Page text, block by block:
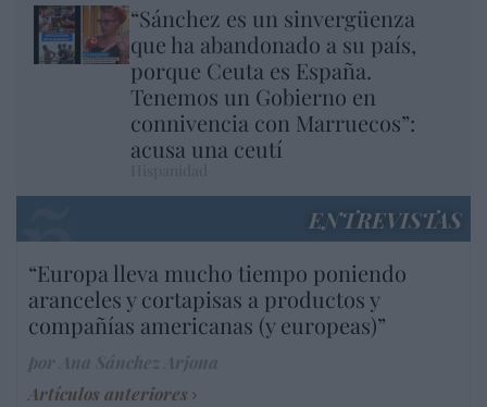
“Sánchez es un sinvergüenza
que ha abandonado a su país,
porque Ceuta es España.
Tenemos un Gobierno en
connivencia con Marruecos”:
acusa una ceutí
ENTREVISTAS
“Europa lleva mucho tiempo poniendo
aranceles y cortapisas a productos y
compañías americanas (y europeas)”
Artículos anteriores